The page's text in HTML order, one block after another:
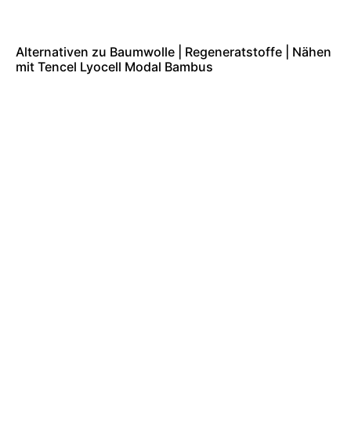
Alternativen zu Baumwolle | Regeneratstoffe | Nähen
mit Tencel Lyocell Modal Bambus